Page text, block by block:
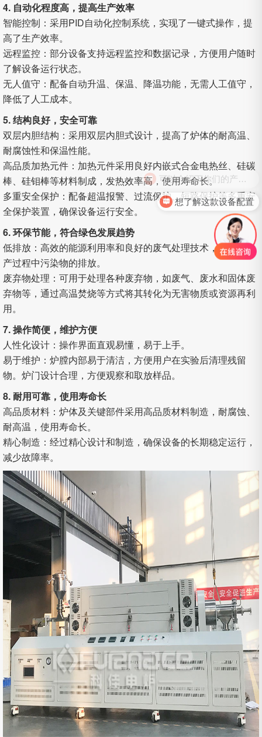
4. 自动化程度高，提高生产效率
智能控制：采用PID自动化控制系统，实现了一键式操作，提
高了生产效率。
远程监控：部分设备支持远程监控和数据记录，方便用户随时
了解设备运行状态。
无人值守：配备自动升温、保温、降温功能，无需人工值守，
降低了人工成本。
5. 结构良好，安全可靠
双层内胆结构：采用双层内胆式设计，提高了炉体的耐高温、
耐腐蚀性和保温性能。
高品质加热元件：加热元件采用良好内嵌式合金电热丝、硅碳
棒、硅钼棒等材料制成，发热效率高，使用寿命长。
多重安全保护：配备超温报警、过流保护、短路保护等多重安
全保护装置，确保设备运行安全。
6. 环保节能，符合绿色发展趋势
低排放：高效的能源利用率和良好的废气处理技术，减少了生
产过程中污染物的排放。
废弃物处理：可用于处理各种废弃物，如废气、废水和固体废
弃物等，通过高温焚烧等方式将其转化为无害物质或资源再利
用。
7. 操作简便，维护方便
人性化设计：操作界面直观易懂，易于上手。
易于维护：炉膛内部易于清洁，方便用户在实验后清理残留
物。炉门设计合理，方便观察和取放样品。
8. 耐用可靠，使用寿命长
高品质材料：炉体及关键部件采用高品质材料制造，耐腐蚀、
耐高温，使用寿命长。
精心制造：经过精心设计和制造，确保设备的长期稳定运行，
减少故障率。
想了解这款设备配置